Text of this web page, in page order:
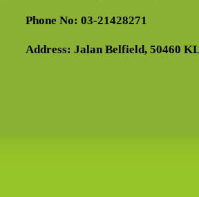
Phone No: 03-21428271
Address: Jalan Belfield, 50460